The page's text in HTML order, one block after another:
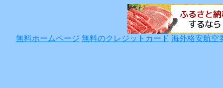
無料ホームページ 無料のクレジットカード 海外格安航空